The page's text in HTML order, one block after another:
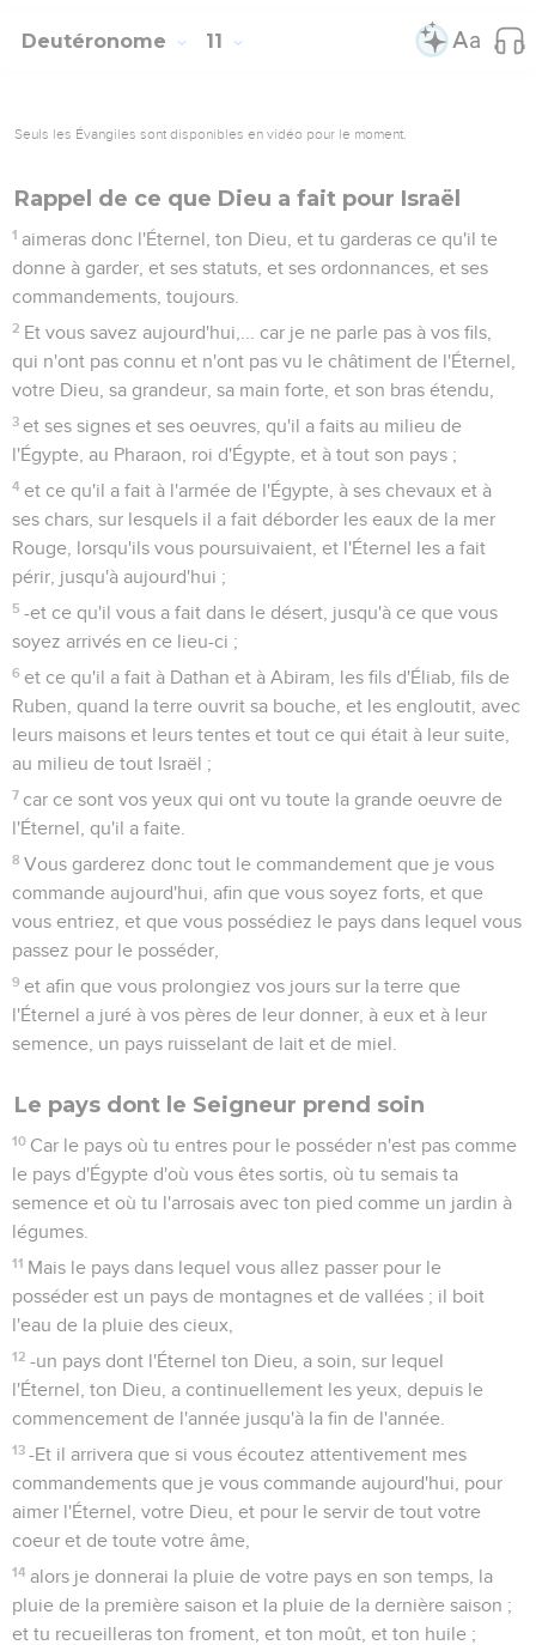
Deutéronome 11
Seuls les Évangiles sont disponibles en vidéo pour le moment.
Rappel de ce que Dieu a fait pour Israël
1 aimeras donc l'Éternel, ton Dieu, et tu garderas ce qu'il te
donne à garder, et ses statuts, et ses ordonnances, et ses
commandements, toujours.
2 Et vous savez aujourd'hui,... car je ne parle pas à vos fils,
qui n'ont pas connu et n'ont pas vu le châtiment de l'Éternel,
votre Dieu, sa grandeur, sa main forte, et son bras étendu,
3 et ses signes et ses oeuvres, qu'il a faits au milieu de
l'Égypte, au Pharaon, roi d'Égypte, et à tout son pays ;
4 et ce qu'il a fait à l'armée de l'Égypte, à ses chevaux et à
ses chars, sur lesquels il a fait déborder les eaux de la mer
Rouge, lorsqu'ils vous poursuivaient, et l'Éternel les a fait
périr, jusqu'à aujourd'hui ;
5 -et ce qu'il vous a fait dans le désert, jusqu'à ce que vous
soyez arrivés en ce lieu-ci ;
6 et ce qu'il a fait à Dathan et à Abiram, les fils d'Éliab, fils de
Ruben, quand la terre ouvrit sa bouche, et les engloutit, avec
leurs maisons et leurs tentes et tout ce qui était à leur suite,
au milieu de tout Israël ;
7 car ce sont vos yeux qui ont vu toute la grande oeuvre de
l'Éternel, qu'il a faite.
8 Vous garderez donc tout le commandement que je vous
commande aujourd'hui, afin que vous soyez forts, et que
vous entriez, et que vous possédiez le pays dans lequel vous
passez pour le posséder,
9 et afin que vous prolongiez vos jours sur la terre que
l'Éternel a juré à vos pères de leur donner, à eux et à leur
semence, un pays ruisselant de lait et de miel.
Le pays dont le Seigneur prend soin
10 Car le pays où tu entres pour le posséder n'est pas comme
le pays d'Égypte d'où vous êtes sortis, où tu semais ta
semence et où tu l'arrosais avec ton pied comme un jardin à
légumes.
11 Mais le pays dans lequel vous allez passer pour le
posséder est un pays de montagnes et de vallées ; il boit
l'eau de la pluie des cieux,
12 -un pays dont l'Éternel ton Dieu, a soin, sur lequel
l'Éternel, ton Dieu, a continuellement les yeux, depuis le
commencement de l'année jusqu'à la fin de l'année.
13 -Et il arrivera que si vous écoutez attentivement mes
commandements que je vous commande aujourd'hui, pour
aimer l'Éternel, votre Dieu, et pour le servir de tout votre
coeur et de toute votre âme,
14 alors je donnerai la pluie de votre pays en son temps, la
pluie de la première saison et la pluie de la dernière saison ;
et tu recueilleras ton froment, et ton moût, et ton huile ;